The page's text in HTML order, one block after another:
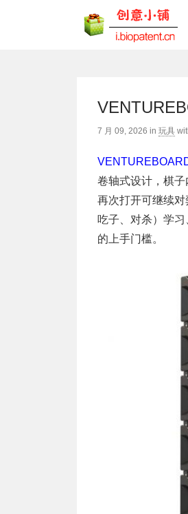
7 月 09, 2026 in 玩具
卷轴式设计，棋
再次打开可继续对
吃子、对杀）学
的上手门槛。